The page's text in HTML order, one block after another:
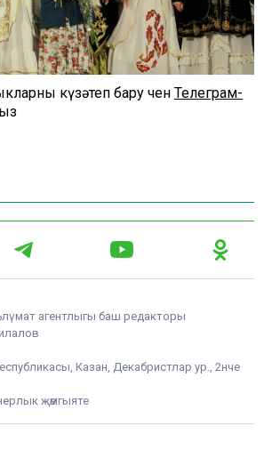
күзәтеп бару өчен Телеграм-
агентлыгы баш редакторы
Казан, Декабристлар ур., 2нче
җәмгыяте